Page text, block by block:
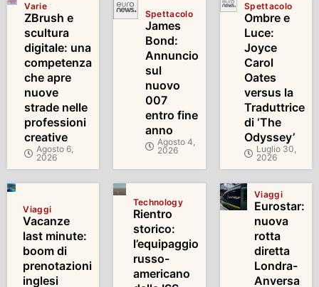
Varie
ZBrush e
scultura
digitale: una
competenza
che apre
nuove
strade nelle
professioni
creative
Agosto 6,
2026
Spettacolo
James
Bond:
Annuncio
sul
nuovo
007
entro fine
anno
Agosto 4,
2026
Spettacolo
Ombre e
Luce:
Joyce
Carol
Oates
versus la
Traduttrice
di ‘The
Odyssey’
Luglio 30,
2026
Viaggi
Vacanze
last minute:
boom di
prenotazioni
inglesi
Technology
Rientro
storico:
l’equipaggio
russo-
americano
Viaggi
Eurostar:
nuova
rotta
diretta
Londra-
Anversa